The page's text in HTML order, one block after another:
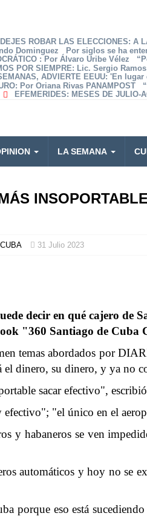
ROBAR LAS ELECCIONES: A
Dominguez Por siglos se ha
: Por Álvaro Uribe Vélez
POR SIEMPRE: Lic. Sergio
ADVIERTE EEUU: 'En lugar
: Por Oriana Rivas PANAMPOST
EFEMERIDES: MESES DE
LA SEMANA
31 Julio 2023
decir en qué cajero de
"360 Santiago de Cuba
temas abordados por
el dinero, su dinero, y ya no
sacar efectivo",
"el único en el
y habaneros se ven
automáticos y hoy no se
porque eso está